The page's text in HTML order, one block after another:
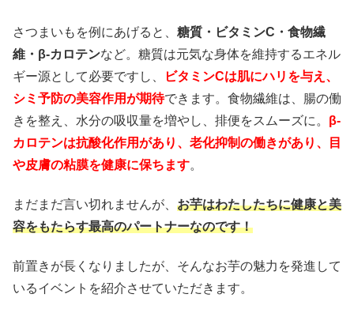
さつまいもを例にあげると、 糖質・ビタミンC・食物繊
維・β-カロテンなど。糖質は元気な身体を維持するエネル
ギー源として必要ですし、
ビタミンCは肌にハリを与え、
シミ予防の美容作用が期待できます。食物繊維は、腸の働
きを整え、水分の吸収量を増やし、排便をスムーズに。 β-
カロテンは抗酸化作用があり、老化抑制の働きがあり、目
や皮膚の粘膜を健康に保ちます。
まだまだ言い切れませんが、 お芋はわたしたちに健康と美
容をもたらす最高のパートナーなのです！
前置きが長くなりましたが、そんなお芋の魅力を発進して
いるイベントを紹介させていただきます。